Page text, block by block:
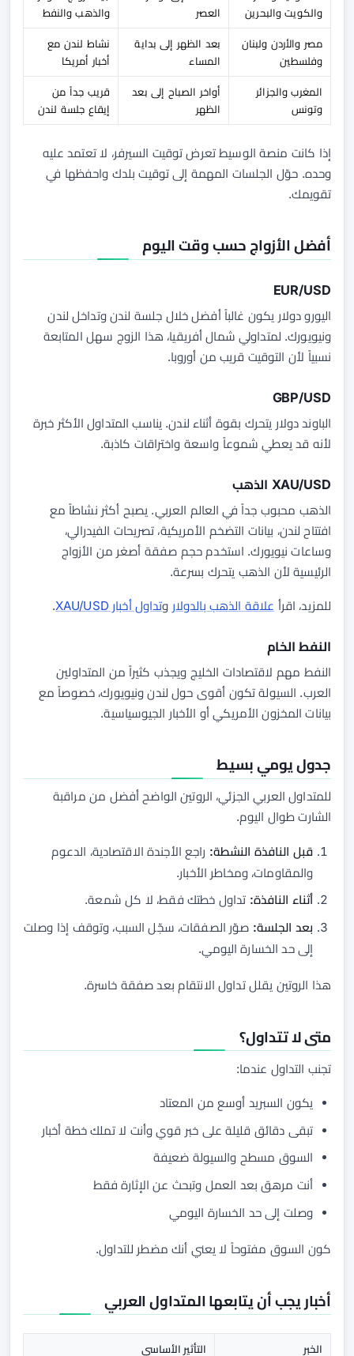
والكويت والبحرين
العصر
والذهب والنفط
مصر والأردن ولبنان
وفلسطين
بعد الظهر إلى بداية
المساء
نشاط لندن مع
أخبار أمريكا
المغرب والجزائر
وتونس
أواخر الصباح إلى بعد
الظهر
قريب جداً من
إيقاع جلسة لندن
إذا كانت منصة الوسيط تعرض توقيت السيرفر، لا تعتمد عليه
وحده. حوّل الجلسات المهمة إلى توقيت بلدك واحفظها في
تقويمك.
أفضل الأزواج حسب وقت اليوم
EUR/USD
اليورو دولار يكون غالباً أفضل خلال جلسة لندن وتداخل لندن
ونيويورك. لمتداولي شمال أفريقيا، هذا الزوج سهل المتابعة
نسبياً لأن التوقيت قريب من أوروبا.
GBP/USD
الباوند دولار يتحرك بقوة أثناء لندن. يناسب المتداول الأكثر خبرة
لأنه قد يعطي شموعاً واسعة واختراقات كاذبة.
XAU/USD الذهب
الذهب محبوب جداً في العالم العربي. يصبح أكثر نشاطاً مع
افتتاح لندن، بيانات التضخم الأمريكية، تصريحات الفيدرالي،
وساعات نيويورك. استخدم حجم صفقة أصغر من الأزواج
الرئيسية لأن الذهب يتحرك بسرعة.
للمزيد، اقرأ علاقة الذهب بالدولار وتداول أخبار XAU/USD .
النفط الخام
النفط مهم لاقتصادات الخليج ويجذب كثيراً من المتداولين
العرب. السيولة تكون أقوى حول لندن ونيويورك، خصوصاً مع
بيانات المخزون الأمريكي أو الأخبار الجيوسياسية.
جدول يومي بسيط
للمتداول العربي الجزئي، الروتين الواضح أفضل من مراقبة
الشارت طوال اليوم.
قبل النافذة النشطة: راجع الأجندة الاقتصادية، الدعوم
والمقاومات، ومخاطر الأخبار.
أثناء النافذة: تداول خطتك فقط، لا كل شمعة.
بعد الجلسة: صوّر الصفقات، سجّل السبب، وتوقف إذا وصلت
إلى حد الخسارة اليومي.
هذا الروتين يقلل تداول الانتقام بعد صفقة خاسرة.
متى لا تتداول؟
تجنب التداول عندما:
يكون السبريد أوسع من المعتاد
تبقى دقائق قليلة على خبر قوي وأنت لا تملك خطة أخبار
السوق مسطح والسيولة ضعيفة
أنت مرهق بعد العمل وتبحث عن الإثارة فقط
وصلت إلى حد الخسارة اليومي
كون السوق مفتوحاً لا يعني أنك مضطر للتداول.
أخبار يجب أن يتابعها المتداول العربي
الخبر التأثير الأساسي